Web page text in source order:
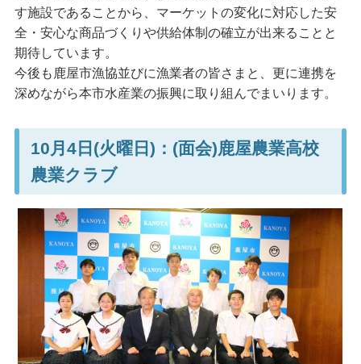
す施設であることから、マーケットの変化に対応した安
全・安心な商品づくりや供給体制の確立が出来ることと
期待しています。
今後も鹿屋市漁協並びに漁業者の皆さまと、更に連携を
深めながら本市水産業の振興に取り組んでまいります。
10月4日(火曜日)：(面会)鹿屋農業高校
農業クラブ